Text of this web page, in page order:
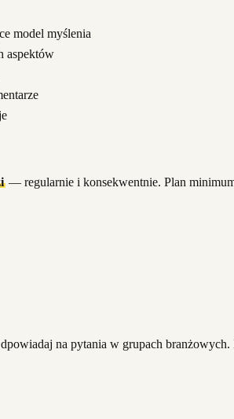
model myślenia
aspektów
— regularnie i konsekwentnie. Plan
na pytania w grupach